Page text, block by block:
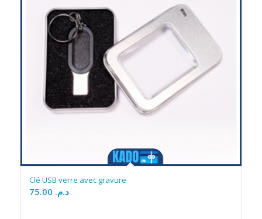
Clé USB verre avec gravure
د.م.